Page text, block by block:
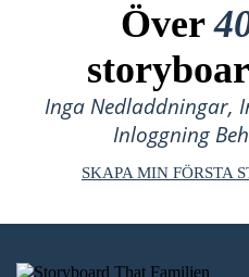
Över
Inga Nedladdningar,
Inloggning
SKAPA MIN FÖRSTA